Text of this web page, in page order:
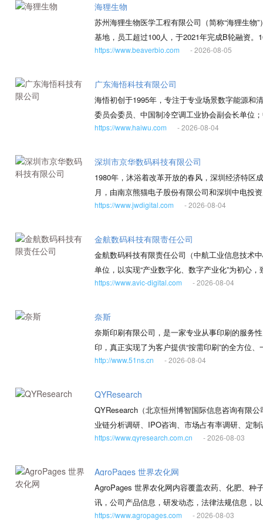
创新能力强、多专业学科知识扎实、实践经验丰
机械设计制造与自动化、电子工程与信息技术、
将创新技术不断融合到公司产品创新及持续更新
赖的数码喷印设备制造商！
海狸生物
苏州海狸生物医学工程有限公司（简称“海狸生物
基地，员工超过100人，于2021年完成B轮融资
弥散结构琼脂糖磁珠、第二代核壳结构二氧化硅
新型生物医学领域的“芯片级”核心原料——纳米
苏人才”计划和江苏省“双创计划”；2016年被选
党员并入选苏州市第十二次党代会代表；2021年
检测、食品药品安全检测、生物科研等领域，提
计划项目，承担了江苏省重大科技成果转化项目
技术研究院（PTB）联合主导制定了全球首个纳
Specification of characteristics and
(ISO/TS 19807-2:2021)；作为唯一的纳米磁珠
伴的共同努力，积极推动战略性新兴产业核心原
https://www.beaverbio.com - 2026-08-05
广东海悟科技有限公司
海悟初创于1995年，专注于专业场景数字能源和
委员会委员、中国制冷空调工业协会副会长单位
化协会副主任委员单位；英国工程技术学会（
https://www.haiwu.com - 2026-08-04
深圳市京华数码科技有限公司
1980年，沐浴着改革开放的春风，深圳经济特区
月，由南京熊猫电子股份有限公司和深圳中电投
批四大电子生产国有企业之一，是中国电子工业
团企业。公司总部位于亚洲最大的电子集散地深
建筑面积5万多平方米。在深圳龙岗区建立了占
业生产基地。公司现有注册资本11507万元,固定
500多人，同时还拥有一批善于探索改革和执着
集成、会议视讯设备及系统、行车记录仪、音乐
业、广东省工业企业经济效益200强、深企100强
力品牌企业奖、国家机械电子工业百家出口先进
https://www.jwdigital.com - 2026-08-04
金航数码科技有限责任公司
金航数码科技有限责任公司（中航工业信息技术
单位，以实现“产业数字化、数字产业化”为初心
术策源地，发挥现代产业链“链主”作用。聚焦数
障、敏捷管理、新型基础设施集成与网络安全的
展，服务于新质作战能力提升，助力军事科技创
工程类工业软件关键技术突破、体制机制创新，
家工业体系信息安全。 由工信部设立，金航数码
安全试验和测试基地，建立工业互联网安全公共
心，航空分中心设立在金航数码，致力于结合航
性发展提供强有力的安全保障。
https://www.avic-digital.com - 2026-08-04
奈斯
奈斯印刷有限公司，是一家专业从事印刷的服务
印，真正实现了为客户提供“按需印刷”的全方位
扫描输出、数码打样、数码印刷及印后加工于一
和ISO标准化管理模式，实现自动控制印刷质量
能够以大规模生产的成本生产个性化和客户化的
http://www.51ns.cn - 2026-08-04
QYResearch
QYResearch（北京恒州博智国际信息咨询有限
业链分析调研、IPO咨询、市场占有率调研、定
排名、制造业单项冠军申请和专精特新“小巨人”
商。并在美国、日本、韩国、德国、印度、瑞士
专业研究团队，能够为客户提供中文、英语、日
了全球唯一的30个角度数据采访确认系统，确保
时何地都能获得及时、专业的咨询支持。公司的
https://www.qyresearch.com.cn - 2026-08-03
AgroPages 世界农化网
AgroPages 世界农化网内容覆盖农药、化肥、种
讯，公司产品信息，研发动态，法律法规信息，
时，AgroPages 世界农化网还与行业专家和智库
https://www.agropages.com - 2026-08-03